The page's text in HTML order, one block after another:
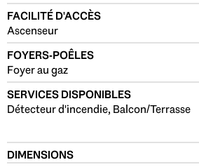
FACILITÉ D'ACCÈS
Ascenseur
FOYERS-POÊLES
Foyer au gaz
SERVICES DISPONIBLES
Détecteur d'incendie, Balcon/Terrasse
DIMENSIONS